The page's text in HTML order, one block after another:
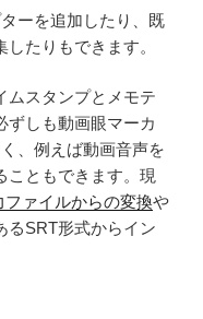
ーを追加したり、既
たりもできます。
ムスタンプとメモテ
ずしも動画眼マーカ
、例えば動画音声を
こともできます。現
ファイルからの変換や
るSRT形式からイン